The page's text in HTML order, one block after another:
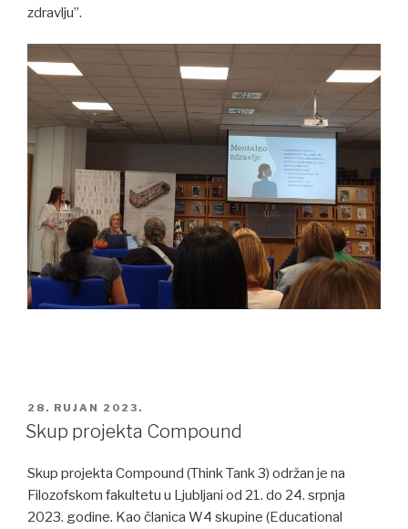
zdravlju”.
POSTED
ON
28. RUJAN 2023.
Skup projekta Compound
Skup projekta Compound (Think Tank 3) održan je na
Filozofskom fakultetu u Ljubljani od 21. do 24. srpnja
2023. godine. Kao članica W4 skupine (Educational